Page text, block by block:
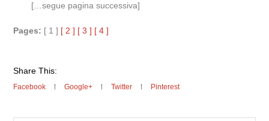
[…segue pagina successiva]
Pages: [ 1 ] [ 2 ] [ 3 ] [ 4 ]
Share This:
Facebook Google+ Twitter Pinterest